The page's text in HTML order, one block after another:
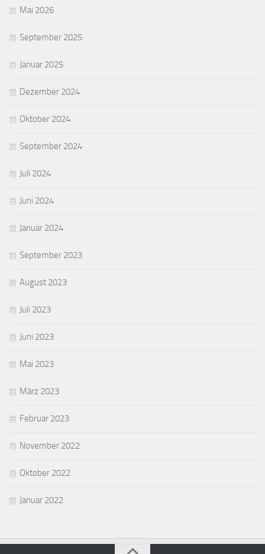
Mai 2026
September 2025
Januar 2025
Dezember 2024
Oktober 2024
September 2024
Juli 2024
Juni 2024
Januar 2024
September 2023
August 2023
Juli 2023
Juni 2023
Mai 2023
März 2023
Februar 2023
November 2022
Oktober 2022
Januar 2022